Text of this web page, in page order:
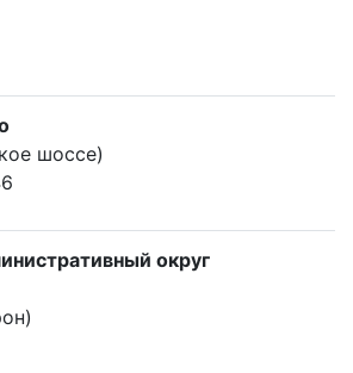
шоссе)
округ